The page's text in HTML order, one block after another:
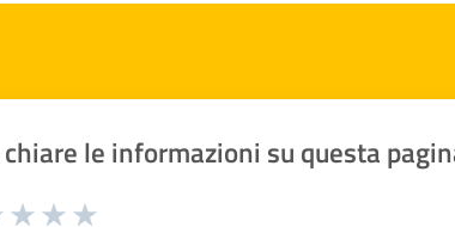
le informazioni su questa
pagina